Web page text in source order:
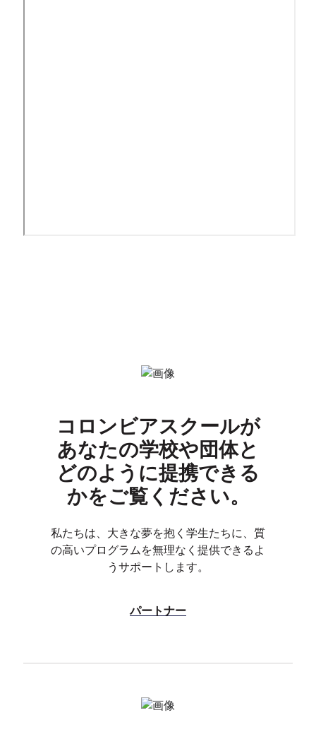
コロンビアスクールが
あなたの学校や団体と
どのように提携できる
かをご覧ください。
私たちは、大きな夢を抱く学生たちに、質
の高いプログラムを無理なく提供できるよ
うサポートします。
パートナー